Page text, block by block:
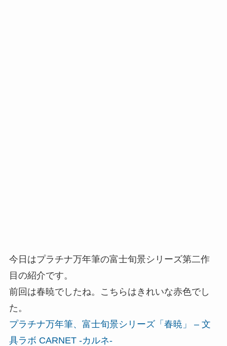
今日はプラチナ万年筆の富士旬景シリーズ第二作
目の紹介です。
前回は春暁でしたね。こちらはきれいな赤色でし
た。
プラチナ万年筆、富士旬景シリーズ「春暁」 – 文
具ラボ CARNET -カルネ-